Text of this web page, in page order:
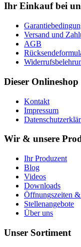
Ihr Einkauf bei
Versand und
AGB
Dieser Onlineshop
Kontakt
Impressum
Wir & unsere
Ihr Produzent
Blog
Videos
Downloads
Öffnungszeiten
Stellenangebote
Über uns
Unser Sortiment